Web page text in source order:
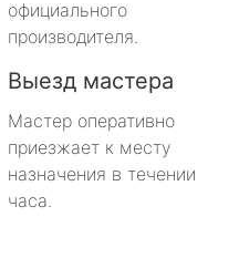
официального
производителя.
Выезд мастера
Мастер оперативно
приезжает к месту
назначения в течении
часа.